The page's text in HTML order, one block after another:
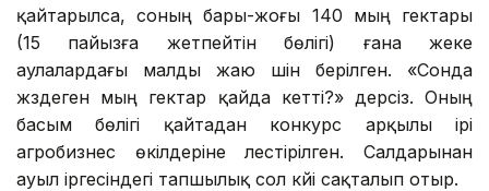
қайтарылса, соның бары-жоғы 140 мың гектары
(15 пайызға жетпейтін бөлігі) ғана жеке
аулалардағы малды жаю үшін берілген. «Сонда
жүздеген мың гектар қайда кетті?» дерсіз. Оның
басым бөлігі қайтадан конкурс арқылы ірі
агробизнес өкілдеріне үлестірілген. Салдарынан
ауыл іргесіндегі тапшылық сол күйі сақталып отыр.